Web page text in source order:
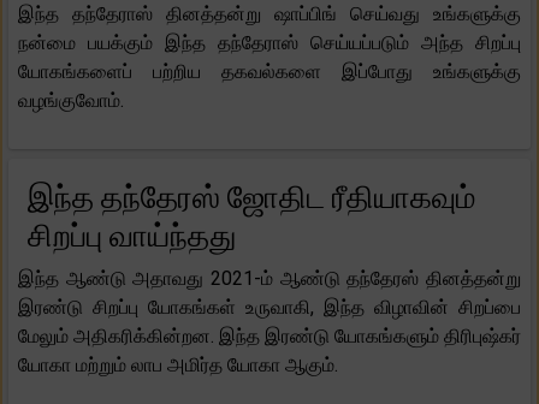
இந்த தந்தேராஸ் தினத்தன்று ஷாப்பிங் செய்வது உங்களுக்கு
நன்மை பயக்கும் இந்த தந்தேராஸ் செய்யப்படும் அந்த சிறப்பு
யோகங்களைப் பற்றிய தகவல்களை இப்போது உங்களுக்கு
வழங்குவோம்.
இந்த தந்தேரஸ் ஜோதிட ரீதியாகவும்
சிறப்பு வாய்ந்தது
இந்த ஆண்டு அதாவது 2021-ம் ஆண்டு தந்தேரஸ் தினத்தன்று
இரண்டு சிறப்பு யோகங்கள் உருவாகி, இந்த விழாவின் சிறப்பை
மேலும் அதிகரிக்கின்றன. இந்த இரண்டு யோகங்களும் திரிபுஷ்கர்
யோகா மற்றும் லாப அமிர்த யோகா ஆகும்.